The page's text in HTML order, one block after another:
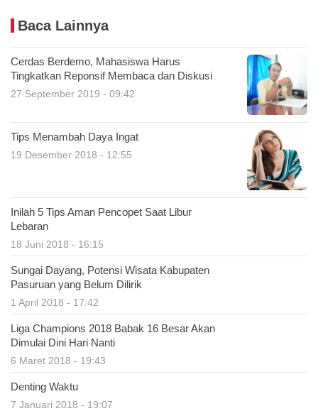
Baca Lainnya
Cerdas Berdemo, Mahasiswa Harus
Tingkatkan Reponsif Membaca dan Diskusi
27 September 2019 - 09:42
Tips Menambah Daya Ingat
19 Desember 2018 - 12:55
Inilah 5 Tips Aman Pencopet Saat Libur
Lebaran
18 Juni 2018 - 16:15
Sungai Dayang, Potensi Wisata Kabupaten
Pasuruan yang Belum Dilirik
1 April 2018 - 17:42
Liga Champions 2018 Babak 16 Besar Akan
Dimulai Dini Hari Nanti
6 Maret 2018 - 19:43
Denting Waktu
7 Januari 2018 - 19:07